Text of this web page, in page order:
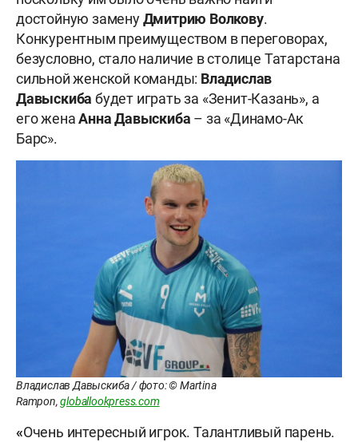
достойную заменуДмитрию Волкову.
Конкурентным преимуществом в переговорах,
безусловно, стало наличие в столице Татарстана
сильной женской команды: Владислав
Давыскиба будет играть за «Зенит-Казань», а
его женаАнна Давыскиба – за «Динамо-Ак
Барс».
Владислав Давыскиба / фото: © Martina
Rampon,globallookpress.com
«Очень интересный игрок. Талантливый парень.